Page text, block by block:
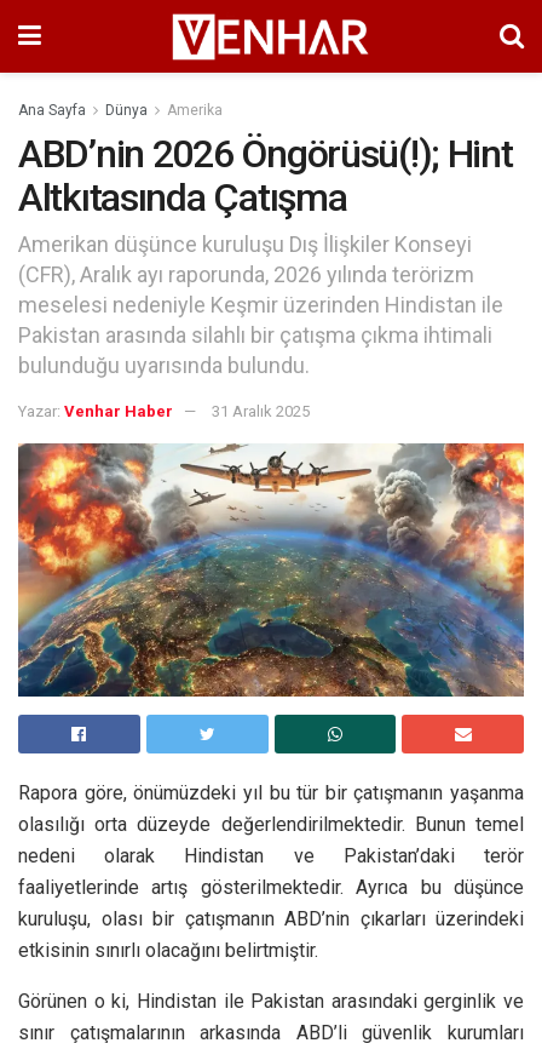
Ana Sayfa Dünya Amerika
ABD’nin 2026 Öngörüsü(!); Hint
Altkıtasında Çatışma
Amerikan düşünce kuruluşu Dış İlişkiler Konseyi
(CFR), Aralık ayı raporunda, 2026 yılında terörizm
meselesi nedeniyle Keşmir üzerinden Hindistan ile
Pakistan arasında silahlı bir çatışma çıkma ihtimali
bulunduğu uyarısında bulundu.
Yazar: Venhar Haber 31 Aralık 2025
Rapora göre, önümüzdeki yıl bu tür bir çatışmanın yaşanma
olasılığı orta düzeyde değerlendirilmektedir. Bunun temel
nedeni olarak Hindistan ve Pakistan’daki terör
faaliyetlerinde artış gösterilmektedir. Ayrıca bu düşünce
kuruluşu, olası bir çatışmanın ABD’nin çıkarları üzerindeki
etkisinin sınırlı olacağını belirtmiştir.
Görünen o ki, Hindistan ile Pakistan arasındaki gerginlik ve
sınır çatışmalarının arkasında ABD’li güvenlik kurumları